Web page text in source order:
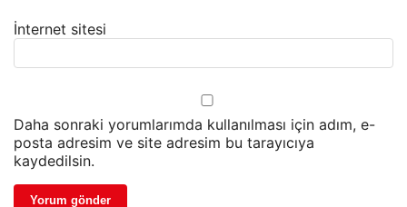
İnternet sitesi
Daha sonraki yorumlarımda kullanılması için adım, e-
posta adresim ve site adresim bu tarayıcıya
kaydedilsin.